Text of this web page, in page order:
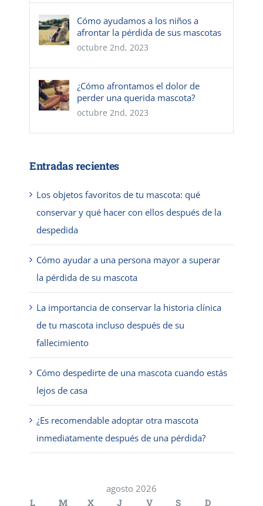
Cómo ayudamos a los niños a
afrontar la pérdida de sus mascotas
octubre 2nd, 2023
¿Cómo afrontamos el dolor de
perder una querida mascota?
octubre 2nd, 2023
Entradas recientes
Los objetos favoritos de tu mascota: qué
conservar y qué hacer con ellos después de la
despedida
Cómo ayudar a una persona mayor a superar
la pérdida de su mascota
La importancia de conservar la historia clínica
de tu mascota incluso después de su
fallecimiento
Cómo despedirte de una mascota cuando estás
lejos de casa
¿Es recomendable adoptar otra mascota
inmediatamente después de una pérdida?
agosto 2026
L
M X J V S D